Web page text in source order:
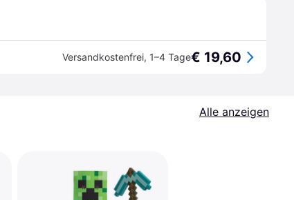
Versandkostenfrei, 1–4 Tage€ 19,60
Alle anzeigen